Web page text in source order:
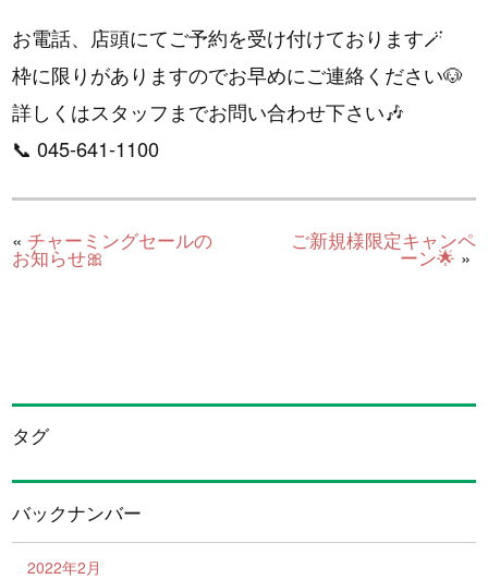
お電話、店頭にてご予約を受け付けております🪄︎︎
枠に限りがありますのでお早めにご連絡ください🐶
詳しくはスタッフまでお問い合わせ下さい🎶
📞 045-641-1100
« チャーミングセールの
お知らせ🎀
ご新規様限定キャンペ
ーン🌟 »
タグ
バックナンバー
2022年2月